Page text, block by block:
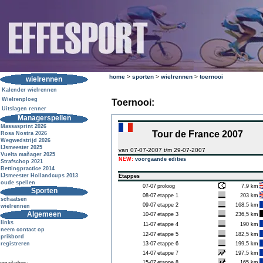
wielrennen
Kalender wielrennen
Wielrenploeg
Uitslagen renner
Managerspellen
Massasprint 2026
Rosa Nostra 2026
Wegwedstrijd 2026
IJsmeester 2025
Vuelta mañager 2025
Strafschop 2021
Bettingpractice 2014
IJsmeester Hollandcups 2013
oude spellen
Sporten
schaatsen
wielrennen
Algemeen
links
neem contact op
prikbord
registreren
home > sporten > wielrennen > toernooi
Toernooi:
Tour de France 2007
van 07-07-2007 t/m 29-07-2007
NEW: voorgaande edities
Etappes
07-07 proloog
7,9 km
08-07 etappe 1
203 km
09-07 etappe 2
168,5 km
10-07 etappe 3
236,5 km
11-07 etappe 4
190 km
12-07 etappe 5
182,5 km
13-07 etappe 6
199,5 km
14-07 etappe 7
197,5 km